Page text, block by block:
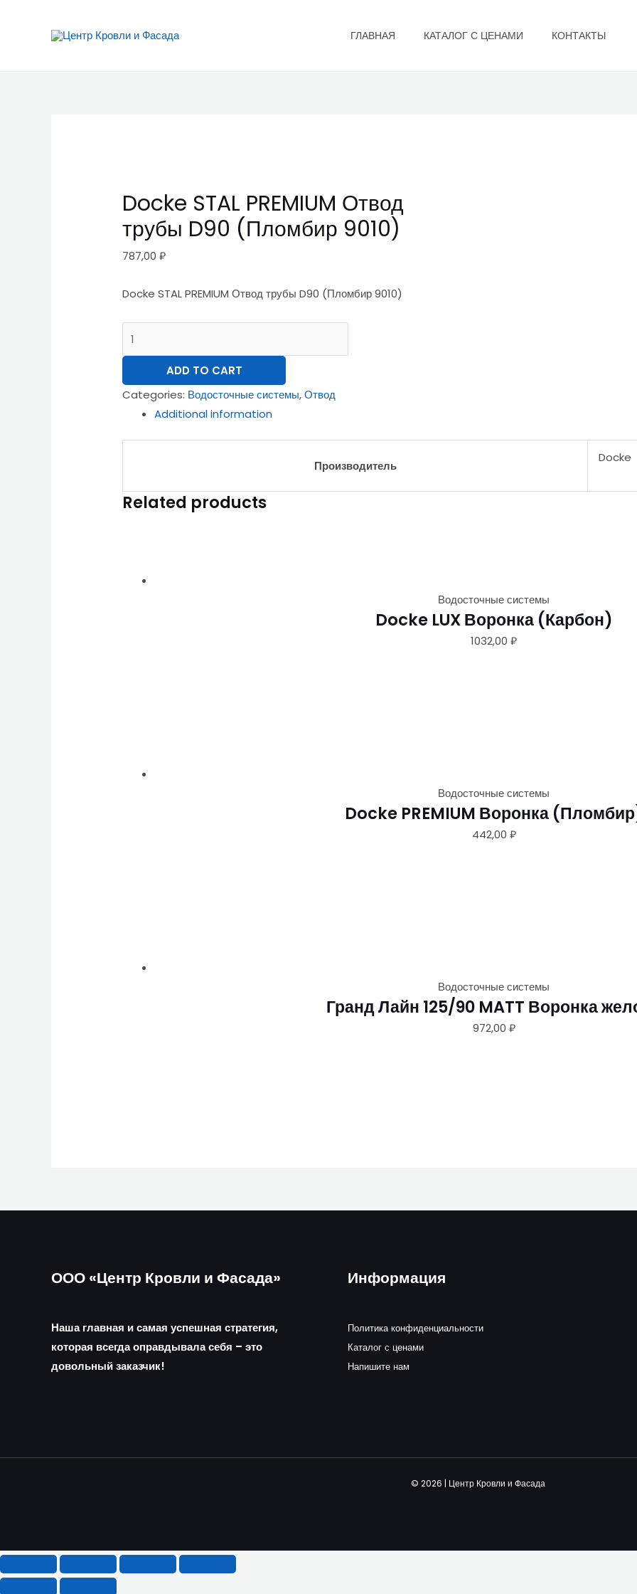
ГЛАВНАЯ КАТАЛОГ С ЦЕНАМИ КОНТАКТЫ
Docke STAL PREMIUM Отвод
трубы D90 (Пломбир 9010)
787,00₽
Docke STAL PREMIUM Отвод трубы D90 (Пломбир 9010)
STAL
ADD TO CART
Categories: Водосточные системы,Отвод
Additional information
Производитель
Docke
Related products
Водосточные системы
Docke LUX Воронка (Карбон)
1032,00 ₽
Водосточные системы
Docke PREMIUM Воронка
442,00 ₽
Водосточные системы
Гранд Лайн 125/90 MATT Воронка
972,00 ₽
ООО «Центр Кровли и Фасада»
Наша главная и самая успешная стратегия,
которая всегда оправдывала себя – это
довольный заказчик!
Информация
Политика конфиденциальности
Каталог с ценами
Напишите нам
© 2026 | Центр Кровли и Фасада